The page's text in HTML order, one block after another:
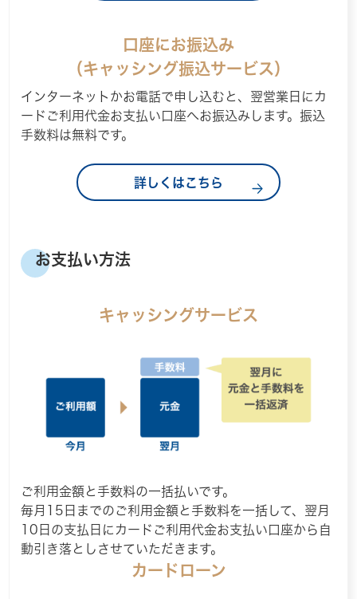
口座にお振込み
（キャッシング振込サービス）
インターネットかお電話で申し込むと、翌営業日にカ
ードご利用代金お支払い口座へお振込みします。振込
手数料は無料です。
詳しくはこちら
お支払い方法
キャッシングサービス
ご利用金額と手数料の一括払いです。
毎月15日までのご利用金額と手数料を一括して、翌月
10日の支払日にカードご利用代金お支払い口座から自
動引き落としさせていただきます。
カードローン